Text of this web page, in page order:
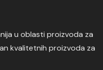
u oblasti proizvoda za
kvalitetnih proizvoda za